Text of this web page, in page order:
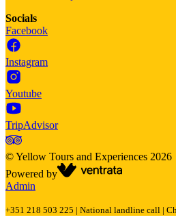
Socials
Facebook
Instagram
Youtube
TripAdvisor
©Yellow Tours and Experiences 2026
Powered by
Admin
+351 218 503 225 | National landline call |